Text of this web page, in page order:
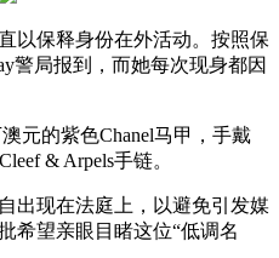
保释身份在外活动。按照保
警局报到，而她每次现身都因
的紫色Chanel马甲，手戴
& Arpels手链。
现在法庭上，以避免引发媒
希望亲眼目睹这位“低调名